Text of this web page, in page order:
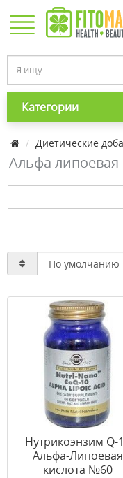
Категории
Диетические
Альфа липоевая
Нутрикоэнзим Q-
Альфа-Липоевая
кислота №60